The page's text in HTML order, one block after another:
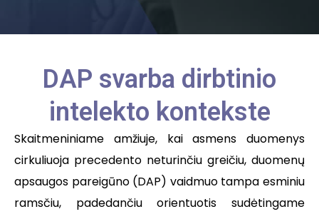
DAP svarba dirbtinio
intelekto kontekste
Skaitmeniniame amžiuje, kai asmens duomenys
cirkuliuoja precedento neturinčiu greičiu, duomenų
apsaugos pareigūno (DAP) vaidmuo tampa esminiu
ramsčiu, padedančiu orientuotis sudėtingame